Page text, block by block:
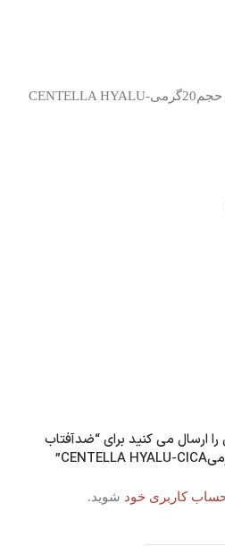
ضدآفتاب سنتلا مدل استیکی حجم20گرمیCENTELLA HYALU-
ارسال می کنید برای “ضدآفتاب
حساب کاربری خود شوید.